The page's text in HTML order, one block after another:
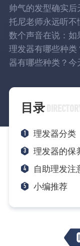
帅气的发型确实
托尼老师永远听不
数个声音在说：如
理发器有哪些种类
器有哪些种类？今
目录
1 理发器分类
3 理发器的保
4 自助理发注
5 小编推荐